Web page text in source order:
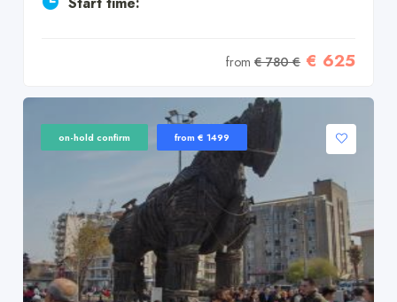
from€ 780 € € 625
on-hold confirm from € 1499